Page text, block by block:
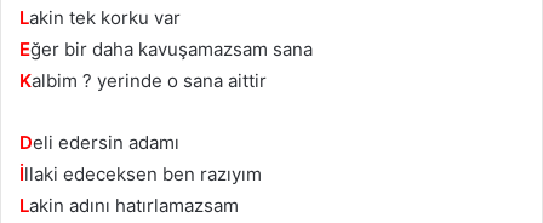
Lakin tek korku var
Eğer bir daha kavuşamazsam sana
Kalbim ? yerinde o sana aittir
Deli edersin adamı
İllaki edeceksen ben razıyım
Lakin adını hatırlamazsam